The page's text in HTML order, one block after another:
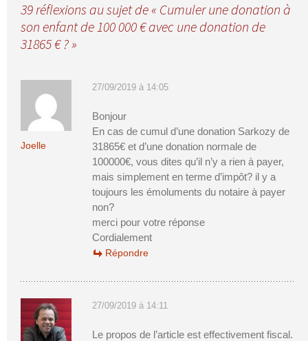
39 réflexions au sujet de « Cumuler une donation à
son enfant de 100 000 € avec une donation de
31865 € ?»
Joelle
27/09/2019 à 14:05
Bonjour
En cas de cumul d’une donation Sarkozy de
31865€ et d’une donation normale de
100000€, vous dites qu’il n’y a rien à payer,
mais simplement en terme d’impôt? il y a
toujours les émoluments du notaire à payer
non?
merci pour votre réponse
Cordialement
Répondre
27/09/2019 à 14:11
Le propos de l’article est effectivement fiscal.